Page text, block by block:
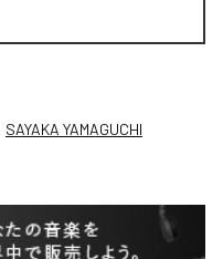
SAYAKA YAMAGUCHI